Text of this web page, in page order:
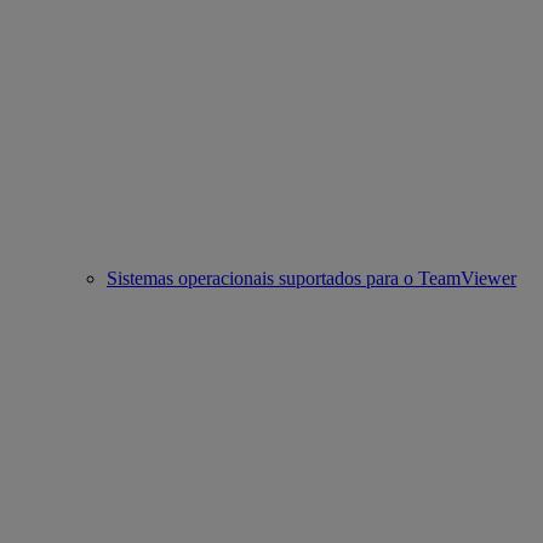
Sistemas operacionais suportados para o TeamViewer